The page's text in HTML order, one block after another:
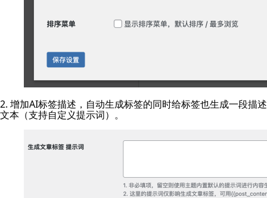
2. 增加AI标签描述，自动生成标签的同时给标签也生成一段描述
文本（支持自定义提示词）。